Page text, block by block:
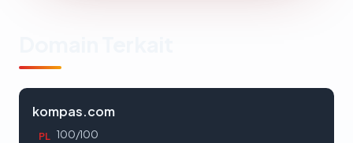
kompas.com
PL 100/100